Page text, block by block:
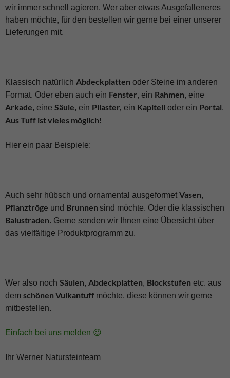
wir immer schnell agieren. Wer aber etwas Ausgefalleneres
haben möchte, für den bestellen wir gerne bei einer unserer
Lieferungen mit.
Klassisch natürlich Abdeckplatten oder Steine im anderen
Format. Oder eben auch ein Fenster, ein Rahmen, eine
Arkade, eine Säule, ein Pilaster, ein Kapitell oder ein Portal.
Aus Tuff ist vieles möglich!
Hier ein paar Beispiele:
Auch sehr hübsch und ornamental ausgeformet Vasen,
Pflanztröge und Brunnen sind möchte. Oder die klassischen
Balustraden. Gerne senden wir Ihnen eine Übersicht über
das vielfältige Produktprogramm zu.
Wer also noch Säulen, Abdeckplatten, Blockstufen etc. aus
dem schönen Vulkantuff möchte, diese können wir gerne
mitbestellen.
Einfach bei uns melden 😉
Ihr Werner Natursteinteam